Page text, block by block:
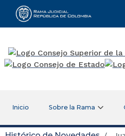
Rama Judicial
Inicio Sobre la Rama